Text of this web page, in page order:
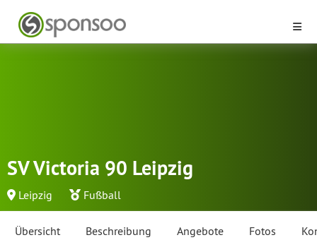
SV Victoria 90 Leipzig
Leipzig Fußball
Übersicht Beschreibung Angebote Fotos